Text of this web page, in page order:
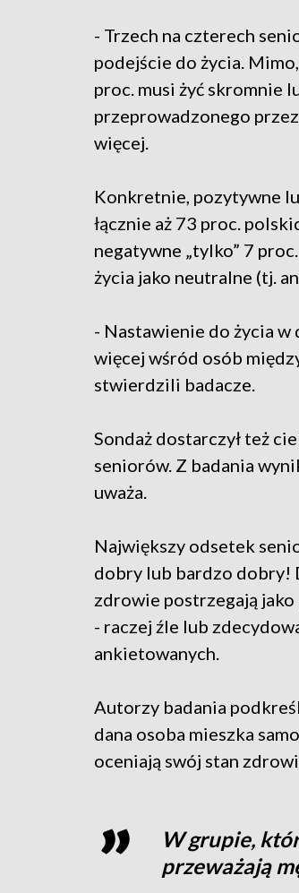
- Trzech na czterech
podejście do życia.
proc. musi żyć skromnie
przeprowadzonego
więcej.
Konkretnie, pozytywne
łącznie aż 73 proc.
negatywne „tylko” 7
życia jako neutralne (tj.
- Nastawienie do życia
więcej wśród osób
stwierdzili badacze.
Sondaż dostarczył też
seniorów. Z badania
uważa.
Największy odsetek
dobry lub bardzo dobry!
zdrowie postrzegają jako
- raczej źle lub
ankietowanych.
Autorzy badania
dana osoba mieszka
oceniają swój stan
W grupie,
przeważają